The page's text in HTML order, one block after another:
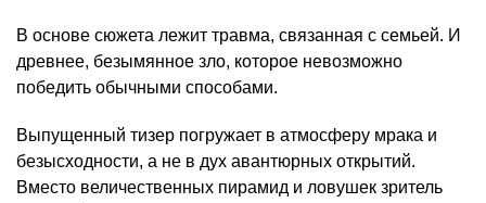
В основе сюжета лежит травма, связанная с семьей. И
древнее, безымянное зло, которое невозможно
победить обычными способами.
Выпущенный тизер погружает в атмосферу мрака и
безысходности, а не в дух авантюрных открытий.
Вместо величественных пирамид и ловушек зритель